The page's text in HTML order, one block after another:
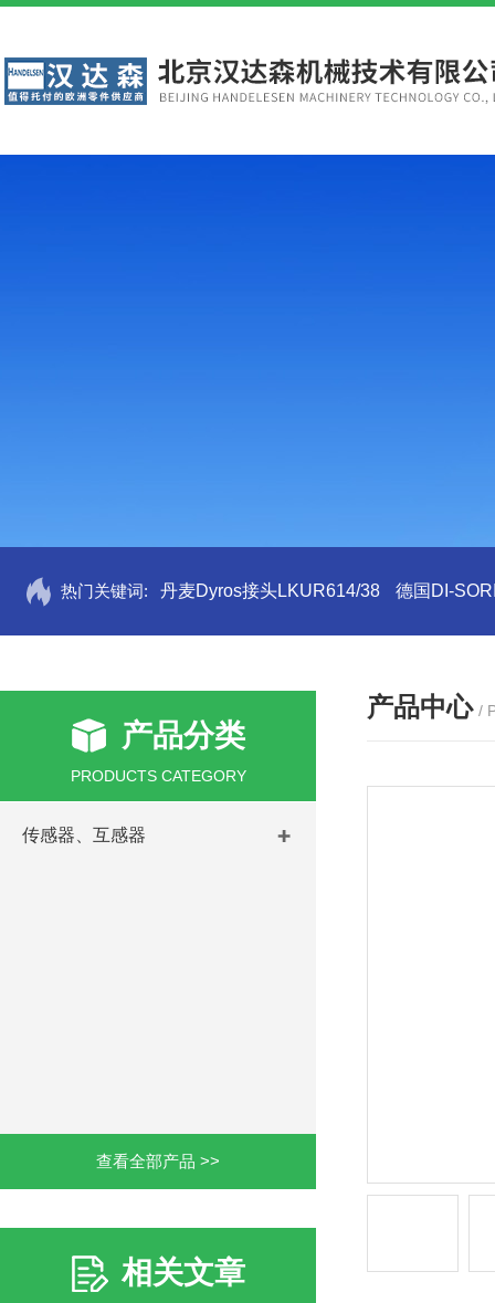
热门关键词: 丹麦Dyros接头LKUR614/38 德国DI-
产品分类
PRODUCTS CATEGORY
传感器、互感器
查看全部产品 >>
相关文章
产品中心 /